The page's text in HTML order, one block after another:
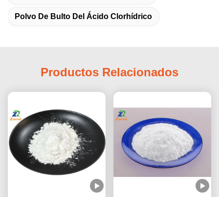
Polvo De Bulto Del Ácido Clorhídrico
Productos Relacionados